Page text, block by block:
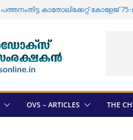
പത്തനംതിട്ട കാതോലിക്കേറ്റ്‌ കോളേജ്‌
യാക്കോബായ വിഭാഗം
മെത്രാപ്പോലീത്താമാരുടെ തിരഞ്ഞെടുപ്പ്
അറിയാം
ഓർത്തഡോക്സ് സഭ മെത്രാൻ
മുഖ്യമന്ത്രി വി ഡി സതീശൻ
OVS – ARTICLES THE